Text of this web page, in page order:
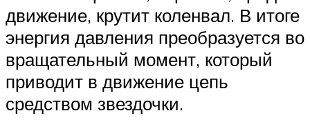
движение, крутит коленвал. В итоге
энергия давления преобразуется во
вращательный момент, который
приводит в движение цепь
средством звездочки.